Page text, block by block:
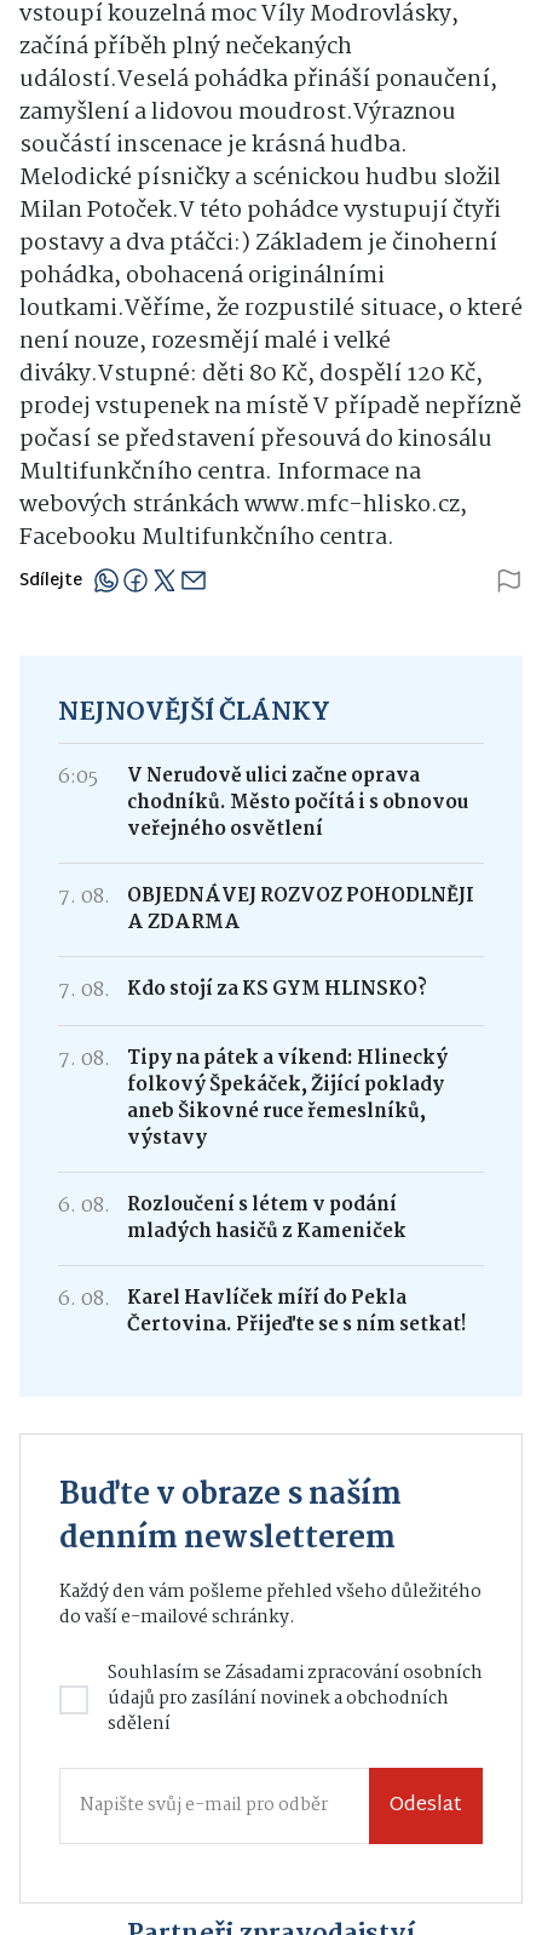
vstoupí kouzelná moc Víly Modrovlásky,
začíná příběh plný nečekaných
událostí.Veselá pohádka přináší ponaučení,
zamyšlení a lidovou moudrost.Výraznou
součástí inscenace je krásná hudba.
Melodické písničky a scénickou hudbu složil
Milan Potoček.V této pohádce vystupují čtyři
postavy a dva ptáčci:) Základem je činoherní
pohádka, obohacená originálními
loutkami.Věříme, že rozpustilé situace, o které
není nouze, rozesmějí malé i velké
diváky.Vstupné: děti 80 Kč, dospělí 120 Kč,
prodej vstupenek na místě V případě nepřízně
počasí se představení přesouvá do kinosálu
Multifunkčního centra. Informace na
webových stránkách www.mfc-hlisko.cz,
Facebooku Multifunkčního centra.
Sdílejte
NEJNOVĚJŠÍ ČLÁNKY
6:05
V Nerudově ulici začne oprava
chodníků. Město počítá i s obnovou
veřejného osvětlení
7. 08.
OBJEDNÁVEJ ROZVOZ POHODLNĚJI
A ZDARMA
7. 08. Kdo stojí za KS GYM HLINSKO?
7. 08.
Tipy na pátek a víkend: Hlinecký
folkový Špekáček, Žijící poklady
aneb Šikovné ruce řemeslníků,
výstavy
6. 08.
Rozloučení s létem v podání
mladých hasičů z Kameniček
6. 08.
Karel Havlíček míří do Pekla
Čertovina. Přijeďte se s ním setkat!
Buďte v obraze s naším
denním newsletterem
Každý den vám pošleme přehled všeho důležitého
do vaší e-mailové schránky.
Souhlasím seZásadami zpracování osobních
údajůpro zasílání novinek a obchodních
sdělení
Odeslat